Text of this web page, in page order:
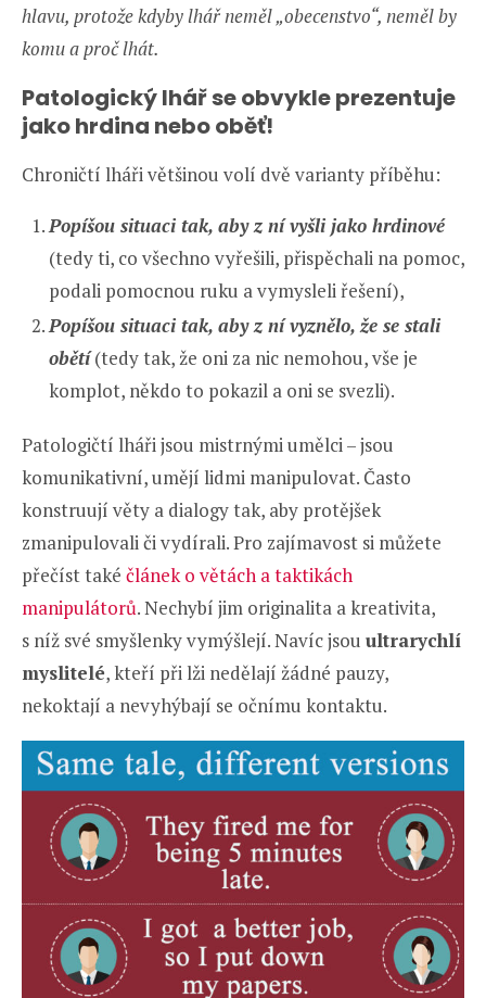
hlavu, protože kdyby lhář neměl „obecenstvo“, neměl by
komu a proč lhát.
Patologický lhář se obvykle prezentuje
jako hrdina nebo oběť!
Chroničtí lháři většinou volí dvě varianty příběhu:
Popíšou situaci tak, aby z ní vyšli jako hrdinové
(tedy ti, co všechno vyřešili, přispěchali na pomoc,
podali pomocnou ruku a vymysleli řešení),
Popíšou situaci tak, aby z ní vyznělo, že se stali
obětí(tedy tak, že oni za nic nemohou, vše je
komplot, někdo to pokazil a oni se svezli).
Patologičtí lháři jsou mistrnými umělci – jsou
komunikativní, umějí lidmi manipulovat. Často
konstruují věty a dialogy tak, aby protějšek
zmanipulovali či vydírali. Pro zajímavost si můžete
přečíst také článek o větách a taktikách
manipulátorů. Nechybí jim originalita a kreativita,
s níž své smyšlenky vymýšlejí. Navíc jsou ultrarychlí
myslitelé, kteří při lži nedělají žádné pauzy,
nekoktají a nevyhýbají se očnímu kontaktu.